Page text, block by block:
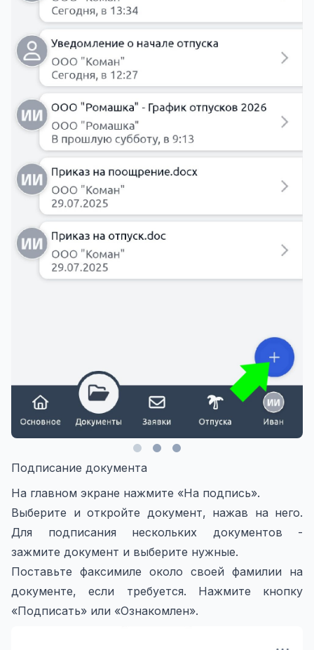
Подписание документа
На главном экране нажмите «На подпись».
Выберите и откройте документ, нажав на него.
Для подписания нескольких документов -
зажмите документ и выберите нужные.
Поставьте факсимиле около своей фамилии на
документе, если требуется. Нажмите кнопку
«Подписать» или «Ознакомлен».